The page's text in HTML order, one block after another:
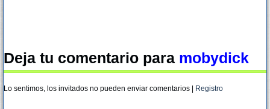
Deja tu comentario para mobydick
Lo sentimos, los invitados no pueden enviar comentarios | Registro